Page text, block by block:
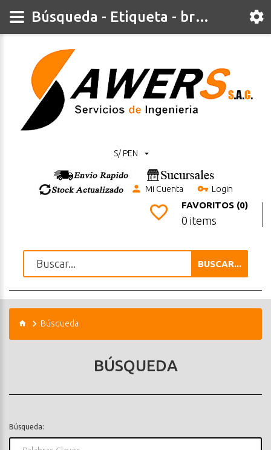
S/ PEN
Mi Cuenta Login
FAVORITOS (0)
0 items
BUSCAR...
Búsqueda
BÚSQUEDA
Búsqueda:
Búsqueda - Etiqueta - broken